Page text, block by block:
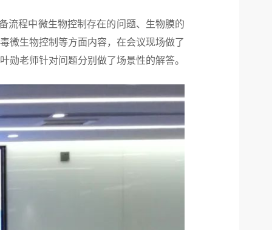
流程中微生物控制存在的问题、生物膜的
微生物控制等方面内容，在会议现场做了
勋老师针对问题分别做了场景性的解答。